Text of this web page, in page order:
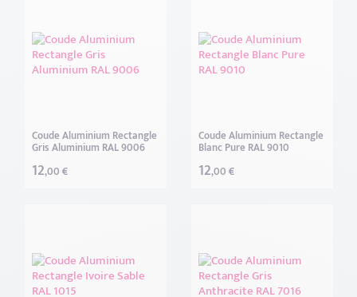
Atelier de GENAS LYON FRANCE
Catégories
Descente eaux pluviales (8)
COUDE 60 X 80 mm (7)
COUDE 70 X 110 mm (7)
Brun Chocolat RAL 8017 (1)
Coude Aluminium Rectangle
Gris Aluminium RAL 9006
12,00 €
Coude Aluminium Rectangle
Blanc Pure RAL 9010
12,00 €